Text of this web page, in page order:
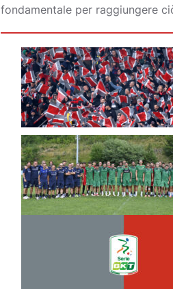
fondamentale per raggiungere